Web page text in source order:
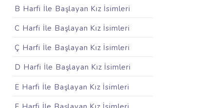
B Harfi İle Başlayan Kız İsimleri
C Harfi İle Başlayan Kız İsimleri
Ç Harfi İle Başlayan Kız İsimleri
D Harfi İle Başlayan Kız İsimleri
E Harfi İle Başlayan Kız İsimleri